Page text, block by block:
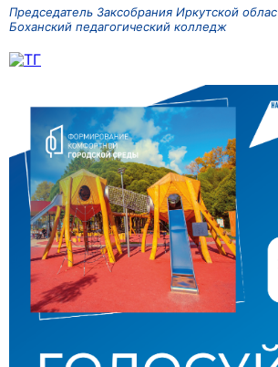
Председатель Заксобрания Иркутской
Боханский педагогический колледж